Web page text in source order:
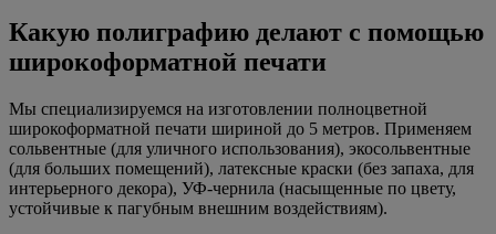
Какую полиграфию делают с помощью
широкоформатной печати
Мы специализируемся на изготовлении полноцветной
широкоформатной печати шириной до 5 метров. Применяем
сольвентные (для уличного использования), экосольвентные
(для больших помещений), латексные краски (без запаха, для
интерьерного декора), УФ-чернила (насыщенные по цвету,
устойчивые к пагубным внешним воздействиям).